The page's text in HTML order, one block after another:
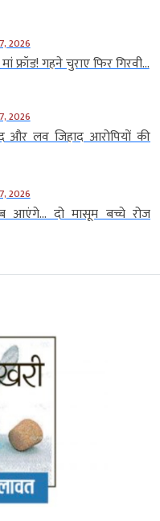
2026
फ्रॉड! गहने चुराए फिर गिरवी...
2026
और लव जिहाद आरोपियों की
2026
आएंगे… दो मासूम बच्चे रोज